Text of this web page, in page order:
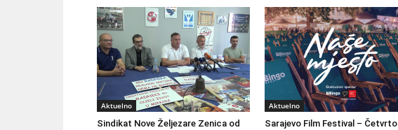
Aktuelno
Sindikat Nove Željezare Zenica od
Aktuelno
Sarajevo Film Festival – Četvrto